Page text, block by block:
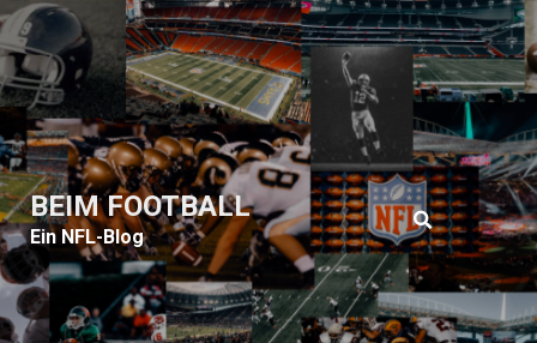
BEIM FOOTBALL
Ein NFL-Blog